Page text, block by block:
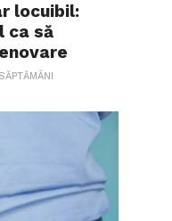
locuibil:
ca să